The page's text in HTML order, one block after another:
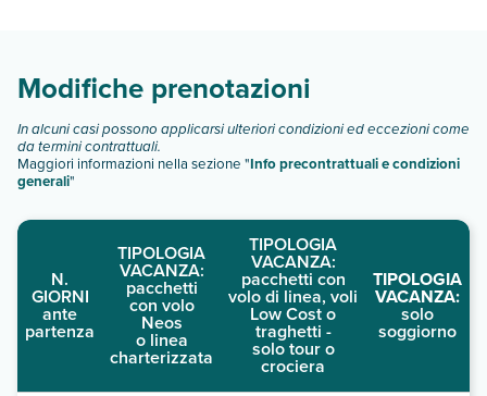
Modifiche prenotazioni
In alcuni casi possono applicarsi ulteriori condizioni ed eccezioni come
da termini contrattuali.
Maggiori informazioni nella sezione "Info precontrattuali e condizioni
generali"
N.
GIORNI
ante
partenza
TIPOLOGIA
VACANZA:
pacchetti
con volo
Neos
o linea
charterizzata
TIPOLOGIA
VACANZA:
pacchetti con
volo di linea, voli
Low Cost o
traghetti -
solo tour o
crociera
TIPOLOGIA
VACANZA:
solo
soggiorno